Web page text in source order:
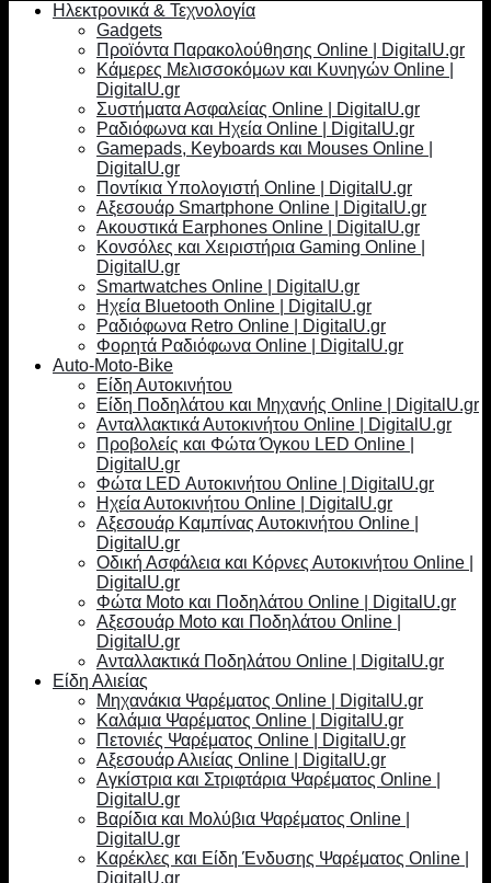
Ηλεκτρονικά & Τεχνολογία
Gadgets
Προϊόντα Παρακολούθησης Online | DigitalU.gr
Κάμερες Μελισσοκόμων και Κυνηγών Online |
DigitalU.gr
Συστήματα Ασφαλείας Online | DigitalU.gr
Ραδιόφωνα και Ηχεία Online | DigitalU.gr
Gamepads, Keyboards και Mouses Online |
DigitalU.gr
Ποντίκια Υπολογιστή Online | DigitalU.gr
Αξεσουάρ Smartphone Online | DigitalU.gr
Ακουστικά Earphones Online | DigitalU.gr
Κονσόλες και Χειριστήρια Gaming Online |
DigitalU.gr
Smartwatches Online | DigitalU.gr
Ηχεία Bluetooth Online | DigitalU.gr
Ραδιόφωνα Retro Online | DigitalU.gr
Φορητά Ραδιόφωνα Online | DigitalU.gr
Auto-Moto-Bike
Είδη Αυτοκινήτου
Είδη Ποδηλάτου και Μηχανής Online | DigitalU.gr
Ανταλλακτικά Αυτοκινήτου Online | DigitalU.gr
Προβολείς και Φώτα Όγκου LED Online |
DigitalU.gr
Φώτα LED Αυτοκινήτου Online | DigitalU.gr
Ηχεία Αυτοκινήτου Online | DigitalU.gr
Αξεσουάρ Καμπίνας Αυτοκινήτου Online |
DigitalU.gr
Οδική Ασφάλεια και Κόρνες Αυτοκινήτου Online |
DigitalU.gr
Φώτα Moto και Ποδηλάτου Online | DigitalU.gr
Αξεσουάρ Moto και Ποδηλάτου Online |
DigitalU.gr
Ανταλλακτικά Ποδηλάτου Online | DigitalU.gr
Είδη Αλιείας
Μηχανάκια Ψαρέματος Online | DigitalU.gr
Καλάμια Ψαρέματος Online | DigitalU.gr
Πετονιές Ψαρέματος Online | DigitalU.gr
Αξεσουάρ Αλιείας Online | DigitalU.gr
Αγκίστρια και Στριφτάρια Ψαρέματος Online |
DigitalU.gr
Βαρίδια και Μολύβια Ψαρέματος Online |
DigitalU.gr
Καρέκλες και Είδη Ένδυσης Ψαρέματος Online |
DigitalU.gr